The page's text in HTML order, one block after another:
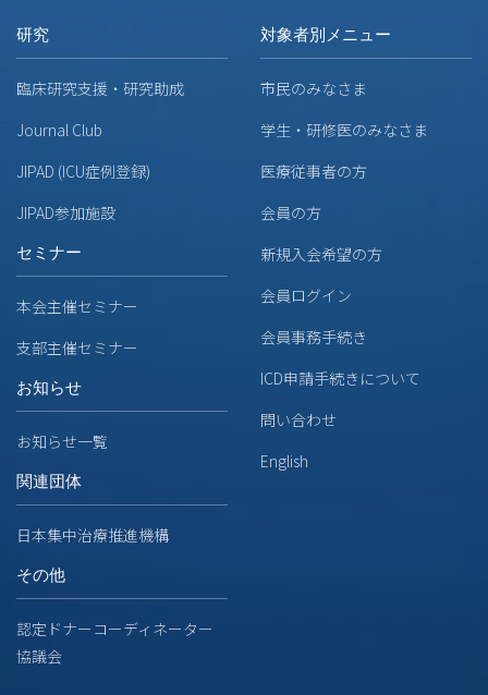
研究
臨床研究支援・研究助成
Journal Club
JIPAD (ICU症例登録)
JIPAD参加施設
セミナー
本会主催セミナー
支部主催セミナー
お知らせ
お知らせ一覧
関連団体
日本集中治療推進機構
その他
認定ドナーコーディネーター
協議会
対象者別メニュー
市民のみなさま
学生・研修医のみなさま
医療従事者の方
会員の方
新規入会希望の方
会員ログイン
会員事務手続き
ICD申請手続きについて
問い合わせ
English